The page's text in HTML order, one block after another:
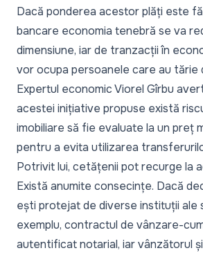
Dacă ponderea acestor plăți este
bancare economia tenebră se va
dimensiune, iar de tranzacții în
vor ocupa persoanele care au tărie
Expertul economic Viorel Gîrbu
acestei inițiative propuse există
imobiliare să fie evaluate la un preț
pentru a evita utilizarea
Potrivit lui, cetățenii pot recurge la
Există anumite consecințe. Dacă
ești protejat de diverse instituții ale
exemplu, contractul de vânzare-
autentificat notarial, iar vânzătorul